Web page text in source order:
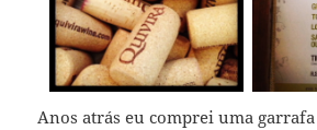
Anos atrás eu comprei uma